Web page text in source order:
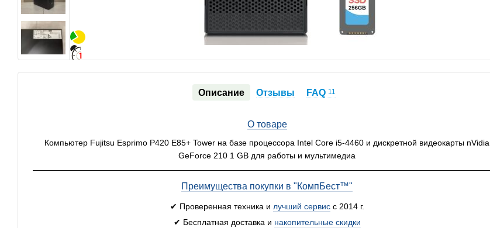
Описание Отзывы FAQ 11
О товаре
Компьютер Fujitsu Esprimo P420 E85+ Tower на базе процессора Intel Core i5-4460 и дискретной видеокарты nVidia
GeForce 210 1 GB для работы и мультимедиа
Преимущества покупки в "КомпБест™"
✔ Проверенная техника и лучший сервисс 2014 г.
✔ Бесплатная доставка и накопительные скидки